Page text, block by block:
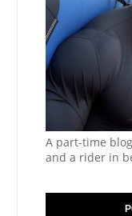
A part-time
and a rider in